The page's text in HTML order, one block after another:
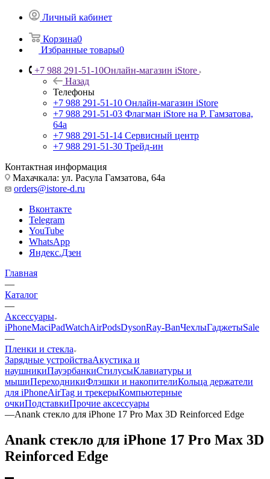
Личный кабинет
Корзина0
Избранные товары0
+7 988 291-51-10Онлайн-магазин iStore
Назад
Телефоны
+7 988 291-51-10 Онлайн-магазин iStore
+7 988 291-51-03 Флагман iStore на Р. Гамзатова,
64а
+7 988 291-51-14 Сервисный центр
+7 988 291-51-30 Трейд-ин
Контактная информация
Махачкала: ул. Расула Гамзатова, 64а
orders@istore-d.ru
Вконтакте
Telegram
YouTube
WhatsApp
Яндекс.Дзен
Главная
—
Каталог
—
Аксессуары
iPhoneMaciPadWatchAirPodsDysonRay-BanЧехлыГаджетыSale
—
Пленки и стекла
Зарядные устройстваАкустика и
наушникиПауэрбанкиСтилусыКлавиатуры и
мышиПереходникиФлэшки и накопителиКольца держатели
для iPhoneAirTag и трекерыКомпьютерные
очкиПодставкиПрочие аксессуары
—Anank стекло для iPhone 17 Pro Max 3D Reinforced Edge
Anank стекло для iPhone 17 Pro Max 3D
Reinforced Edge